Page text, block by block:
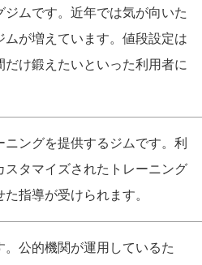
ムです。近年では気が向いた
が増えています。値段設定は
け鍛えたいといった利用者に
ングを提供するジムです。利
タマイズされたトレーニング
指導が受けられます。
公的機関が運用しているた